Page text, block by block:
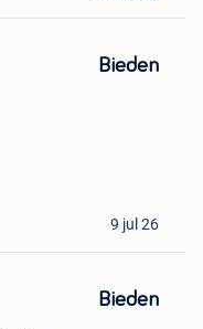
Bieden
9 jul 26
Bieden